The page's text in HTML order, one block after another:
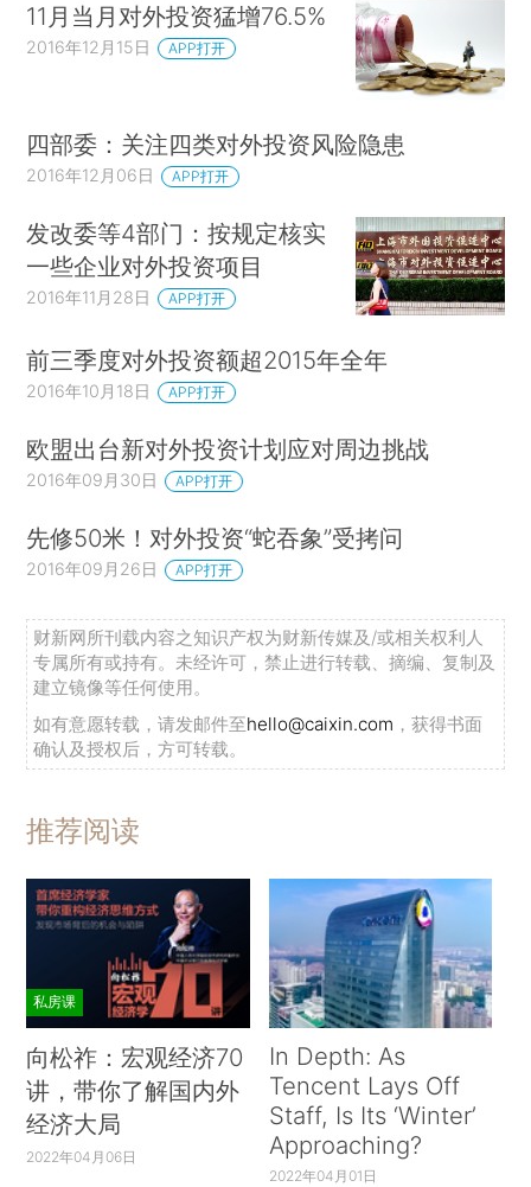
11月当月对外投资猛增76.5%
2016年12月15日 APP打开
四部委：关注四类对外投资风险隐患
2016年12月06日 APP打开
发改委等4部门：按规定核实
一些企业对外投资项目
2016年11月28日 APP打开
前三季度对外投资额超2015年全年
2016年10月18日 APP打开
欧盟出台新对外投资计划应对周边挑战
2016年09月30日 APP打开
先修50米！对外投资“蛇吞象”受拷问
2016年09月26日 APP打开
财新网所刊载内容之知识产权为财新传媒及/或相关权利人
专属所有或持有。未经许可，禁止进行转载、摘编、复制及
建立镜像等任何使用。
如有意愿转载，请发邮件至hello@caixin.com ，获得书面
确认及授权后，方可转载。
推荐阅读
私房课
向松祚：宏观经济70
讲，带你了解国内外
经济大局
2022年04月06日
In Depth: As
Tencent Lays Off
Staff, Is Its ‘Winter’
Approaching?
2022年04月01日